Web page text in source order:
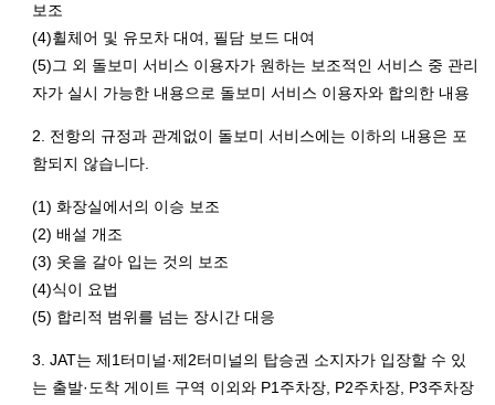
보조
(4)휠체어 및 유모차 대여, 필담 보드 대여
(5)그 외 돌보미 서비스 이용자가 원하는 보조적인 서비스 중 관리
자가 실시 가능한 내용으로 돌보미 서비스 이용자와 합의한 내용
2. 전항의 규정과 관계없이 돌보미 서비스에는 이하의 내용은 포
함되지 않습니다.
(1) 화장실에서의 이승 보조
(2) 배설 개조
(3) 옷을 갈아 입는 것의 보조
(4)식이 요법
(5) 합리적 범위를 넘는 장시간 대응
3. JAT는 제1터미널·제2터미널의 탑승권 소지자가 입장할 수 있
는 출발·도착 게이트 구역 이외와 P1주차장, P2주차장, P3주차장